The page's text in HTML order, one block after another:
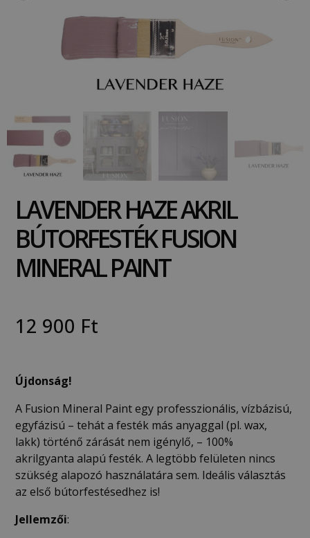
LAVENDER HAZE AKRIL
BÚTORFESTÉK FUSION
MINERAL PAINT
12 900 Ft
Újdonság!
A Fusion Mineral Paint egy professzionális, vízbázisú,
egyfázisú – tehát a festék más anyaggal (pl. wax,
lakk) történő zárását nem igénylő, – 100%
akrilgyanta alapú festék. A legtöbb felületen nincs
szükség alapozó használatára sem. Ideális választás
az első bútorfestésedhez is!
Jellemzői: